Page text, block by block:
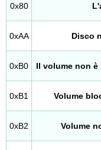
0x80
0xAA Disco
0xB0 Il volume non
0xB1 Volume
0xB2 Volume